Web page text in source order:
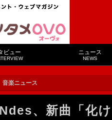
ビュー ニュース
NEWS
音楽ニュース
、新曲「化